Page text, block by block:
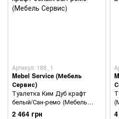
Артикул: 188_1
Mebel Service (Мебель
Сервис)
Туалетка Ким Дуб крафт
белый/Сан-ремо (Мебель
Сервис)
2 464 грн